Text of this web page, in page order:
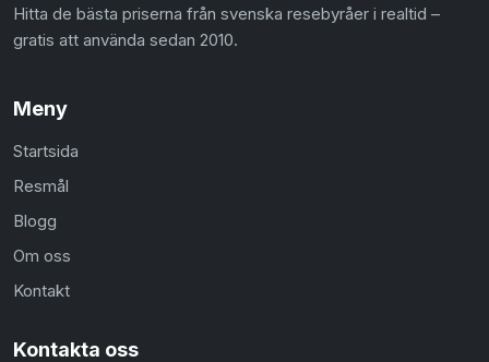
Hitta de bästa priserna från svenska resebyråer i realtid –
gratis att använda sedan 2010.
Meny
Startsida
Resmål
Blogg
Om oss
Kontakt
Kontakta oss